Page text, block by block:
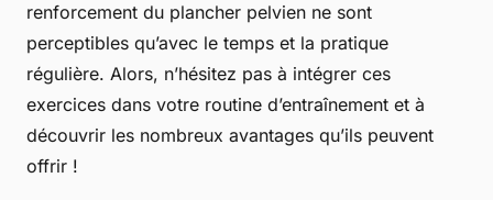
renforcement du plancher pelvien ne sont
perceptibles qu’avec le temps et la pratique
régulière. Alors, n’hésitez pas à intégrer ces
exercices dans votre routine d’entraînement et à
découvrir les nombreux avantages qu’ils peuvent
offrir !